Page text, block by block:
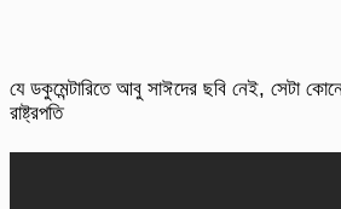
যে ডকুমেন্টারিতে আবু সাঈদের ছবি নেই, সেটা
রাষ্ট্রপতি